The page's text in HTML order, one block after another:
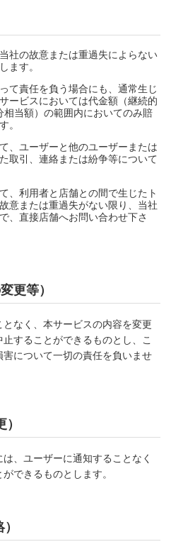
社の故意または重過失によらない
ます。
て責任を負う場合にも、通常生じ
ービスにおいては代金額（継続的
当額）の範囲内においてのみ賠
。
、ユーザーと他のユーザーまたは
取引、連絡または紛争等について
、利用者と店舗との間で生じたト
意または重過失がない限り、当社
、直接店舗へお問い合わせ下さ
更等）
なく、本サービスの内容を変更
することができるものとし、こ
について一切の責任を負いませ
、ユーザーに通知することなく
できるものとします。